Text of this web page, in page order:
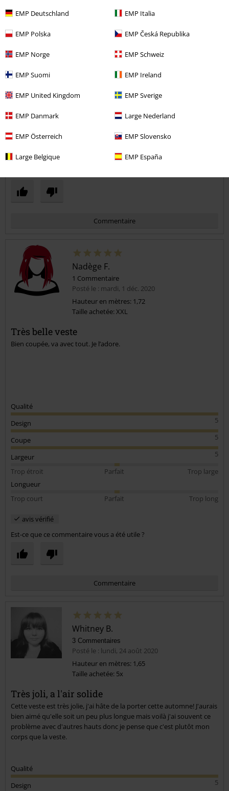
EMP Deutschland EMP Italia
EMP Polska EMP Česká Republika
EMP Norge EMP Schweiz
EMP Suomi EMP Ireland
EMP United Kingdom EMP Sverige
EMP Danmark Large Nederland
EMP Österreich EMP Slovensko
Large Belgique EMP España
convient mieux pour la longueur des bras. J'ai pris xl 1.73m 66 kilos
Coupe
Largeur
Longueur
Trop court
Parfait
avis vérifié
Commentaire
Envoyer le commentaire
Nadège F.
1 Commentaire
Posté le : mardi, 1 déc. 2020
Hauteur en mètres: 1,72
Taille achetée: XXL
Très belle veste
Bien coupée, va avec tout. Je l’adore.
Qualité
5
Design
5
Coupe
5
Largeur
Trop étroit
Parfait
Trop large
Longueur
Trop court
Parfait Trop long
avis vérifié
Est-ce que ce commentaire vous a été utile ?
Commentaire
Envoyer le commentaire
Whitney B.
3 Commentaires
Posté le : lundi, 24 août 2020
Hauteur en mètres: 1,65
Taille achetée: 5x
Très joli, a l'air solide
Cette veste est très jolie, j'ai hâte de la porter cette automne! J'aurais
bien aimé qu'elle soit un peu plus longue mais voilà j'ai souvent ce
problème avec d'autres hauts donc je pense que c'est plutôt mon
corps que la veste.
Qualité
5
Design